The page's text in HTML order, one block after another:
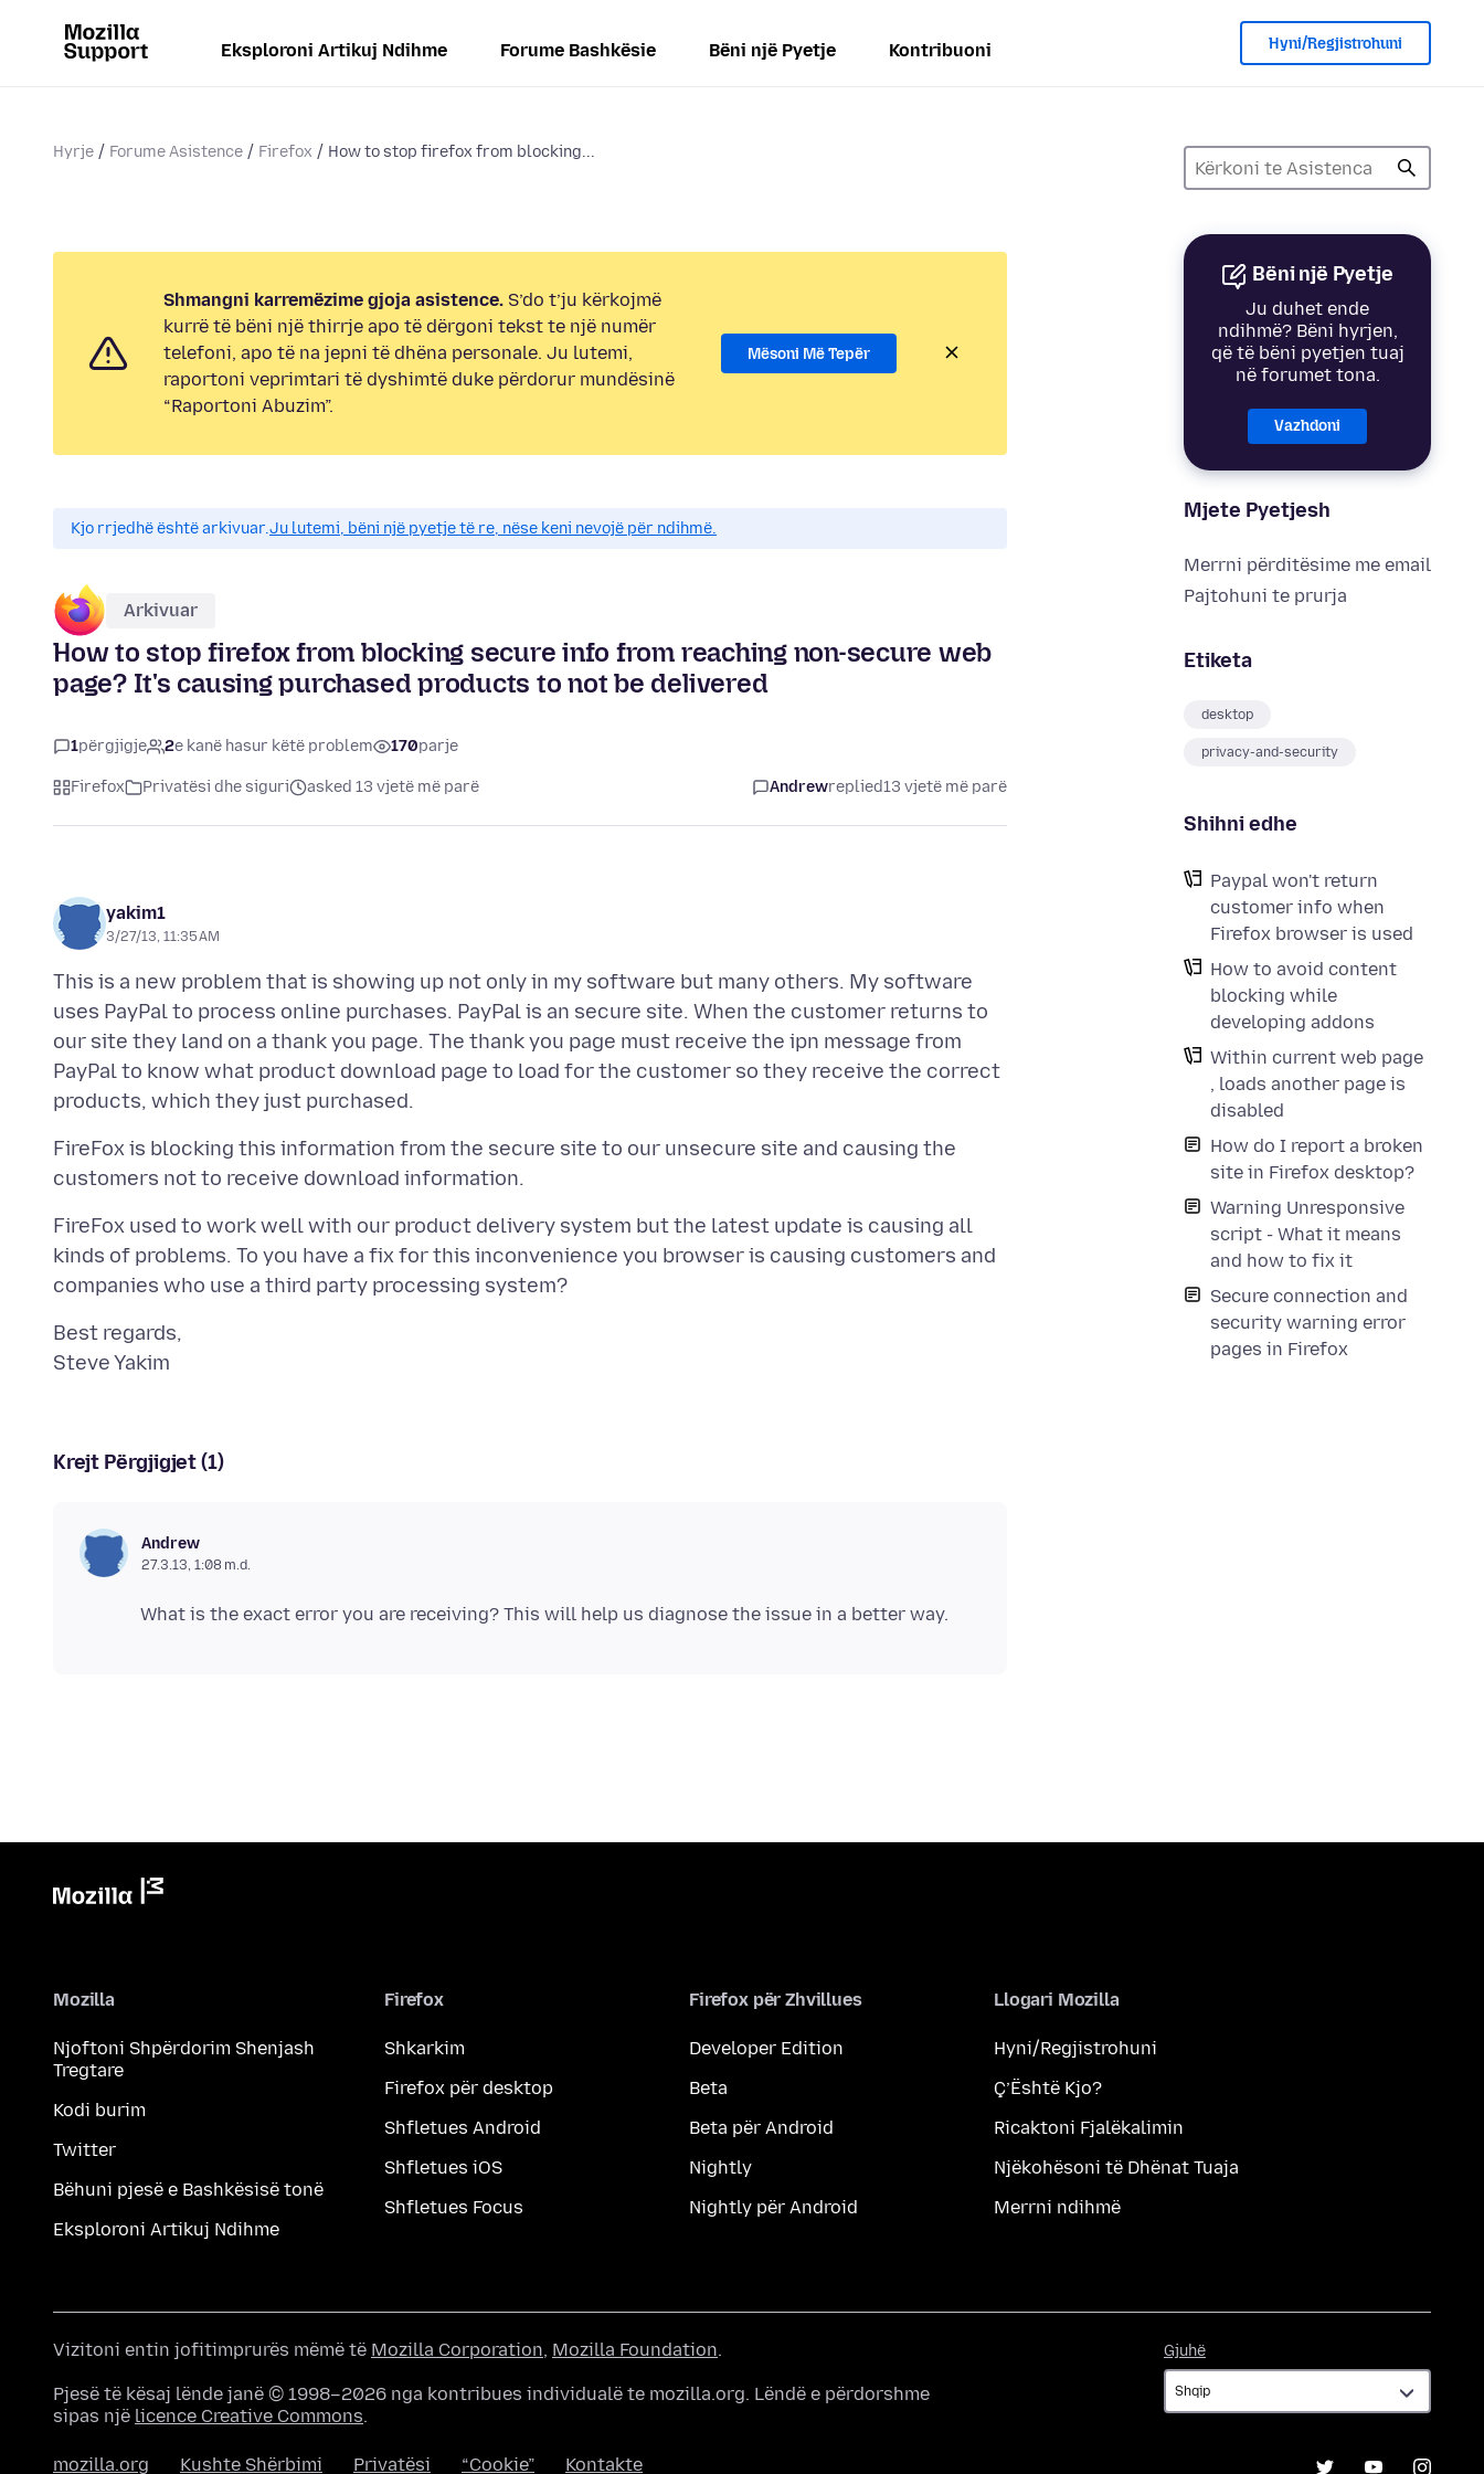
Eksploroni Artikuj Ndihme Forume Bashkësie Bëni një Pyetje Kontribuoni Hyni/Regjistrohuni
Hyrje Forume Asistence Firefox How to stop firefox from blocking...
Bëni një Pyetje
Ju duhet ende
ndihmë? Bëni hyrjen,
që të bëni pyetjen tuaj
në forumet tona.
Vazhdoni
Mjete Pyetjesh
Merrni përditësime me email
Pajtohuni te prurja
Etiketa
desktop
privacy-and-security
Shihni edhe
Paypal won't return
customer info when
Firefox browser is used
How to avoid content
blocking while
developing addons
Within current web page
, loads another page is
disabled
How do I report a broken
site in Firefox desktop?
Warning Unresponsive
script - What it means
and how to fix it
Secure connection and
security warning error
pages in Firefox
Shmangni karremëzime gjoja asistence. S’do t’ju kërkojmë
kurrë të bëni një thirrje apo të dërgoni tekst te një numër
telefoni, apo të na jepni të dhëna personale. Ju lutemi,
raportoni veprimtari të dyshimtë duke përdorur mundësinë
“Raportoni Abuzim”.
Mësoni Më Tepër
Kjo rrjedhë është arkivuar.Ju lutemi, bëni një pyetje të re, nëse keni nevojë për ndihmë.
Arkivuar
How to stop firefox from blocking secure info from reaching non-secure web
page? It's causing purchased products to not be delivered
1përgjigje 2e kanë hasur këtë problem 170parje
Firefox Privatësi dhe siguri asked 13 vjetë më parë Andrewreplied13 vjetë më parë
yakim1
3/27/13, 11:35 AM
This is a new problem that is showing up not only in my software but many others. My software
uses PayPal to process online purchases. PayPal is an secure site. When the customer returns to
our site they land on a thank you page. The thank you page must receive the ipn message from
PayPal to know what product download page to load for the customer so they receive the correct
FireFox is blocking this information from the secure site to our unsecure site and causing the
FireFox used to work well with our product delivery system but the latest update is causing all
kinds of problems. To you have a fix for this inconvenience you browser is causing customers and
Best regards,
Krejt Përgjigjet (1)
Andrew
27.3.13, 1:08 m.d.
Mozilla
Njoftoni Shpërdorim Shenjash
Tregtare
Kodi burim
Twitter
Bëhuni pjesë e Bashkësisë tonë
Eksploroni Artikuj Ndihme
Firefox
Shkarkim
Firefox për desktop
Shfletues Android
Shfletues iOS
Shfletues Focus
Firefox për Zhvillues
Developer Edition
Beta
Beta për Android
Nightly
Nightly për Android
Llogari Mozilla
Hyni/Regjistrohuni
Ç’Është Kjo?
Ricaktoni Fjalëkalimin
Njëkohësoni të Dhënat Tuaja
Merrni ndihmë
Gjuhë
Vizitoni entin jofitimprurës mëmë të Mozilla Corporation, Mozilla Foundation.
Pjesë të kësaj lënde janë © 1998–2026 nga kontribues individualë te mozilla.org. Lëndë e përdorshme
sipas një licence Creative Commons.
mozilla.org Kushte Shërbimi Privatësi “Cookie” Kontakte